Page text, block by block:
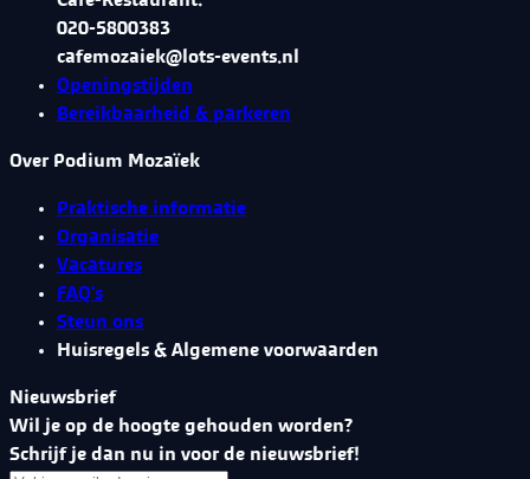
020-5800383
cafemozaiek@lots-events.nl
Openingstijden
Bereikbaarheid & parkeren
Over Podium Mozaïek
Praktische informatie
Organisatie
Vacatures
FAQ's
Steun ons
Huisregels & Algemene voorwaarden
Nieuwsbrief
Wil je op de hoogte gehouden worden?
Schrijf je dan nu in voor de nieuwsbrief!